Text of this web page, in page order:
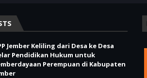
Jember Keliling dari Desa ke Desa
Pendidikan Hukum untuk
Perempuan di Kabupaten